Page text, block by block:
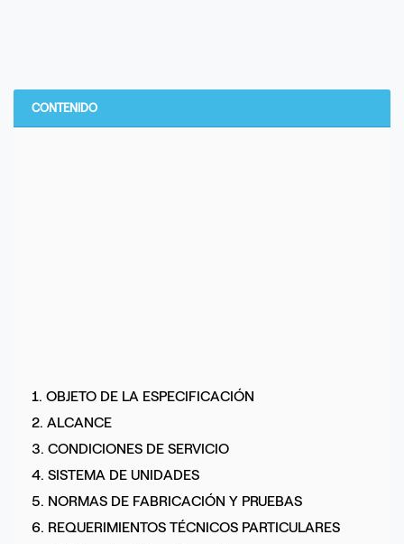
CONTENIDO
1. OBJETO DE LA ESPECIFICACIÓN
2. ALCANCE
3. CONDICIONES DE SERVICIO
4. SISTEMA DE UNIDADES
5. NORMAS DE FABRICACIÓN Y PRUEBAS
6. REQUERIMIENTOS TÉCNICOS PARTICULARES